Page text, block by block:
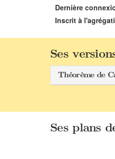
Dernière
Inscrit à
Ses
Théorème de
Ses plans